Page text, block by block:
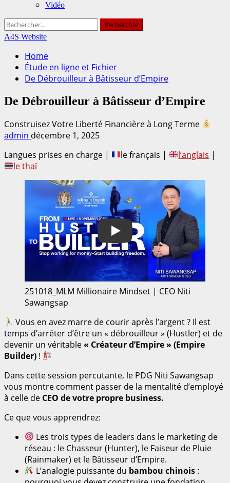
Vidéo
Rechercher :
A4S Website
Home
Étude en ligne et Fichier
De Débrouilleur à Bâtisseur d’Empire
De Débrouilleur à Bâtisseur d’Empire
Construisez Votre Liberté Financière à Long Terme
admin décembre 1, 2025
Langues prises en charge |
le français | l’anglais |
le thaï
Play
251018_MLM Millionaire Mindset | CEO Niti
Sawangsap
Vous en avez marre de courir après l’argent ? Il est
temps d’arrêter d’être un « débrouilleur » (Hustler) et de
devenir un véritable« Créateur d’Empire » (Empire
Builder) !
Dans cette session percutante, le PDG Niti Sawangsap
vous montre comment passer de la mentalité d’employé
à celle de CEO de votre propre business.
Ce que vous apprendrez:
Les trois types de leaders dans le marketing de
réseau : le Chasseur (Hunter), le Faiseur de Pluie
(Rainmaker) et le Bâtisseur d’Empire.
L’analogie puissante du bambou chinois :